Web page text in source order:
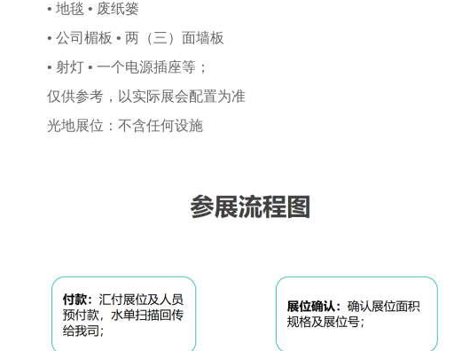
• 地毯 • 废纸篓
• 公司楣板 • 两（三）面墙板
• 射灯 • 一个电源插座等；
仅供参考，以实际展会配置为准
光地展位：不含任何设施